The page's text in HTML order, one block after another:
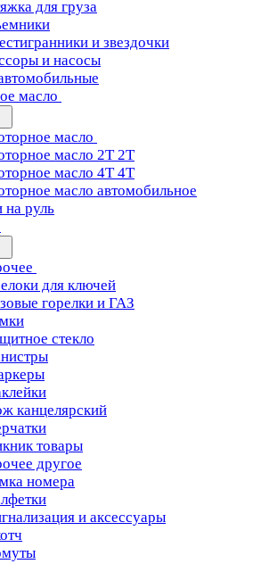
для груза
и звездочки
и насосы
масло
масло
масло 2Т 2T
масло 4Т 4T
масло автомобильное
на руль
для ключей
горелки и ГАЗ
стекло
канцелярский
товары
другое
номера
и аксессуары